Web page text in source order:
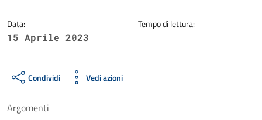
Data:
15 Aprile 2023
Tempo di lettura:
Condividi Vedi azioni
Argomenti